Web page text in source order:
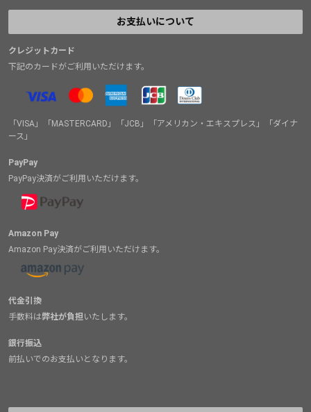
お支払いについて
クレジットカード
下記のカードがご利用いただけます。
「VISA」「MASTERCARD」「JCB」「アメリカン・エキスプレス」「ダイナ
ース」
PayPay
PayPay決済がご利用いただけます。
Amazon Pay
Amazon Pay決済がご利用いただけます。
代金引換
手数料は弊社が負担いたします。
銀行振込
前払いでのお支払いとなります。